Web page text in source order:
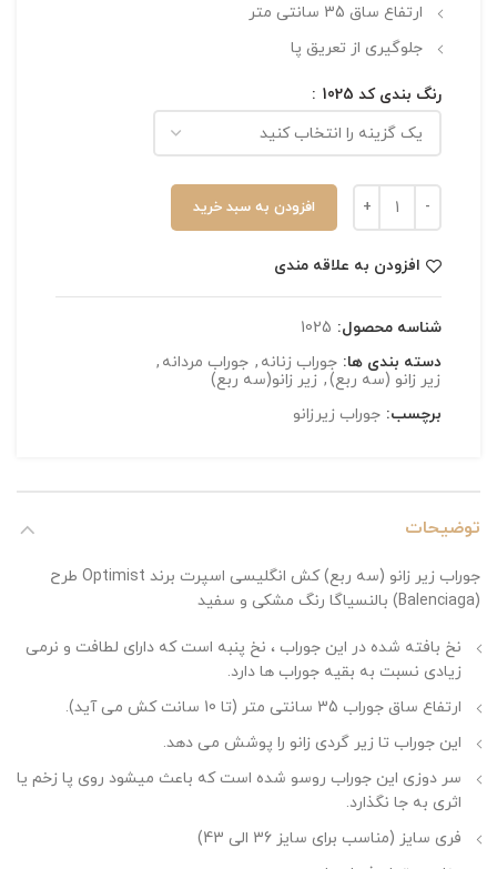
ارتفاع ساق 35 سانتی متر
جلوگیری از تعریق پا
رنگ بندی کد 1025
افزودن به سبد خرید
افزودن به علاقه مندی
شناسه محصول: 1025
دسته بندی ها: جوراب زنانه , جوراب مردانه ,
زیر زانو (سه ربع), زیر زانو(سه ربع)
برچسب: جوراب زیرزانو
توضیحات
جوراب زیر زانو (سه ربع) کش انگلیسی اسپرت برند Optimist طرح
(Balenciaga) بالنسیاگا رنگ مشکی و سفید
نخ بافته شده در این جوراب ، نخ پنبه است که دارای لطافت و نرمی
زیادی نسبت به بقیه جوراب ها دارد.
ارتفاع ساق جوراب 35 سانتی متر (تا 10 سانت کش می آید).
این جوراب تا زیر گردی زانو را پوشش می دهد.
سر دوزی این جوراب روسو شده است که باعث میشود روی پا زخم یا
اثری به جا نگذارد.
فری سایز (مناسب برای سایز 36 الی 43)